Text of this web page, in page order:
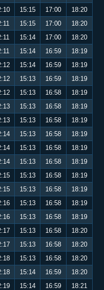
15:15 17:00
18:20
15:15 17:00
18:20
15:14 17:00
18:20
15:14 16:59
18:19
15:14 16:59
18:19
15:13 16:59
18:19
15:13 16:58
18:19
15:13 16:58
18:19
15:13 16:58
18:19
15:13 16:58
18:19
15:13 16:58
18:19
15:13 16:58
18:19
15:13 16:58
18:19
15:13 16:58
18:19
15:13 16:58
18:19
15:13 16:58
18:19
15:13 16:58
18:20
15:13 16:58
18:20
15:13 16:58
18:20
15:14 16:59
18:20
15:14 16:59
18:21